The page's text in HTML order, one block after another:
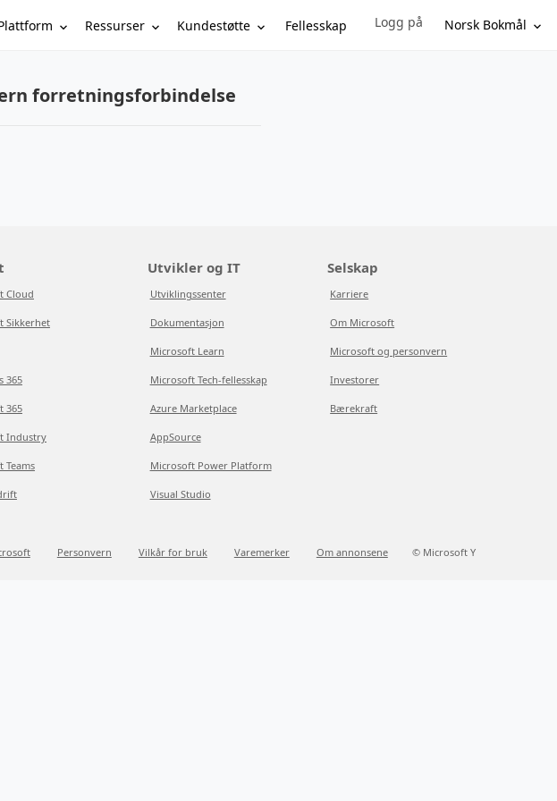
Ressurser Kundestøtte Fellesskap Sign in to your account
Logg på Norsk Bokmål
forretningsforbindelse
Cloud
Sikkerhet
365
365
Industry
Teams
Utvikler og IT
Utviklingssenter
Dokumentasjon
Microsoft Learn
Microsoft Tech-fellesskap
Azure Marketplace
AppSource
Microsoft Power Platform
Visual Studio
Selskap
Karriere
Om Microsoft
Microsoft og personvern
Investorer
Bærekraft
Personvern Vilkår for bruk Varemerker Om annonsene © Microsoft Y